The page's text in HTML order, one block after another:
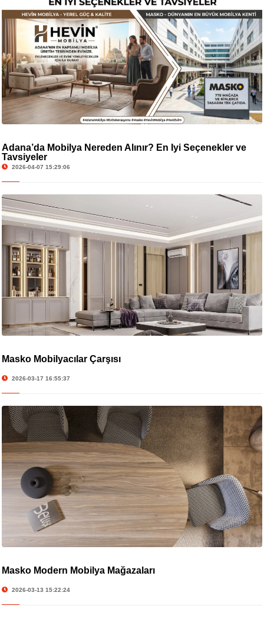
Adana’da Mobilya Nereden Alınır? En İyi Seçenekler ve
Tavsiyeler
2026-04-07 15:29:06
Masko Mobilyacılar Çarşısı
2026-03-17 16:55:37
Masko Modern Mobilya Mağazaları
2026-03-13 15:22:24